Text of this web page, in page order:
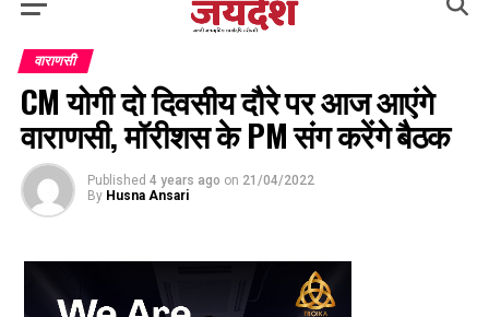
वाराणसी
CM योगी दो दिवसीय दौरे पर आज आएंगे
वाराणसी, मॉरीशस के PM संग करेंगे बैठक
Published 4 years ago on 21/04/2022
By Husna Ansari